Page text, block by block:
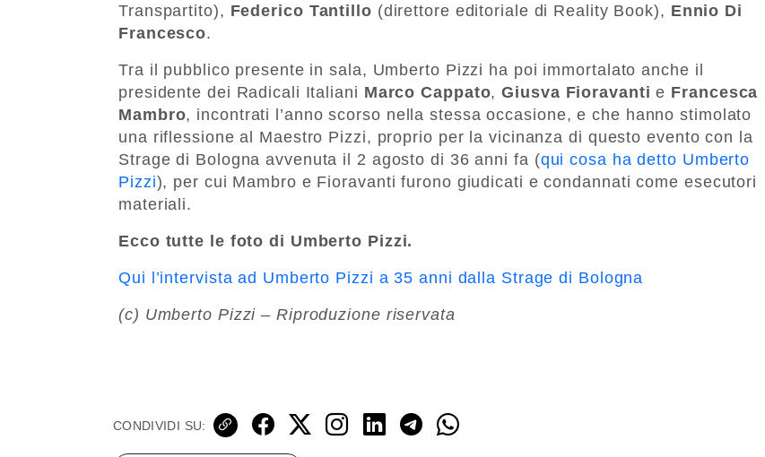
Transpartito), Federico Tantillo (direttore editoriale di Reality Book), Ennio Di
Francesco.
Tra il pubblico presente in sala, Umberto Pizzi ha poi immortalato anche il
presidente dei Radicali Italiani Marco Cappato,Giusva Fioravanti e Francesca
Mambro, incontrati l’anno scorso nella stessa occasione, e che hanno stimolato
una riflessione al Maestro Pizzi, proprio per la vicinanza di questo evento con la
Strage di Bologna avvenuta il 2 agosto di 36 anni fa (qui cosa ha detto Umberto
Pizzi), per cui Mambro e Fioravanti furono giudicati e condannati come esecutori
materiali.
Ecco tutte le foto di Umberto Pizzi.
Qui l’intervista ad Umberto Pizzi a 35 anni dalla Strage di Bologna
(c) Umberto Pizzi – Riproduzione riservata
CONDIVIDI SU: